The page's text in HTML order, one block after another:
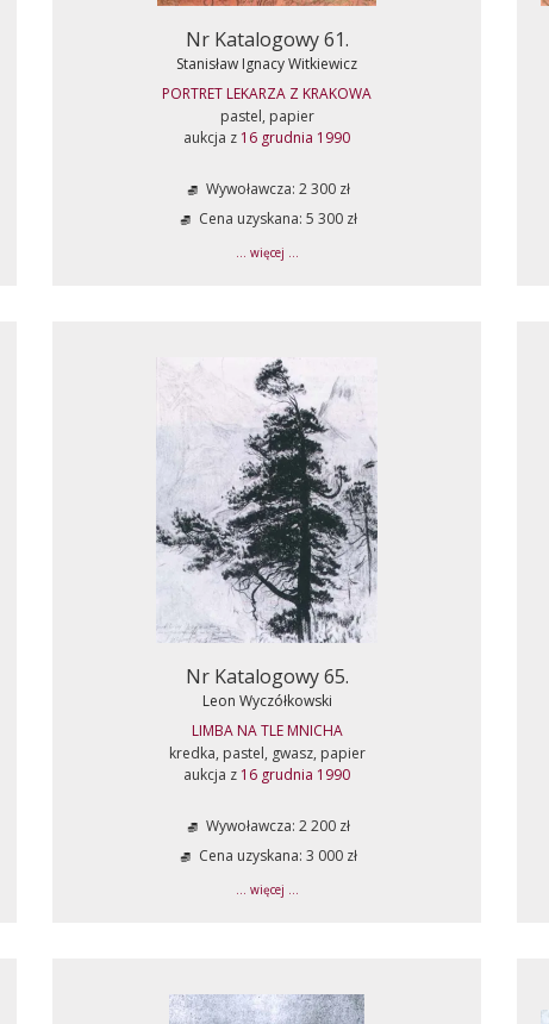
Nr Katalogowy 61.
Stanisław Ignacy Witkiewicz
PORTRET LEKARZA Z KRAKOWA
pastel, papier
aukcja z 16 grudnia 1990
Wywoławcza: 2 300 zł
Cena uzyskana: 5 300 zł
... więcej ...
Nr Katalogowy 65.
Leon Wyczółkowski
LIMBA NA TLE MNICHA
kredka, pastel, gwasz, papier
aukcja z 16 grudnia 1990
Wywoławcza: 2 200 zł
Cena uzyskana: 3 000 zł
... więcej ...